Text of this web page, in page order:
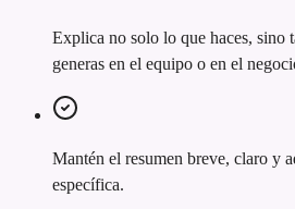
Explica no solo lo que haces, sino
generas en el equipo o en el
Mantén el resumen breve, claro y
específica.